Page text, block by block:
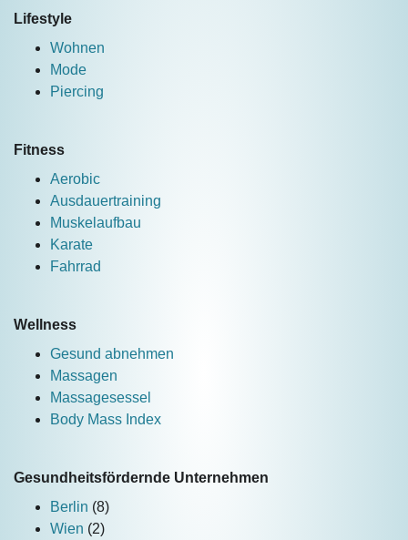
Lifestyle
Wohnen
Mode
Piercing
Fitness
Aerobic
Ausdauertraining
Muskelaufbau
Karate
Fahrrad
Wellness
Gesund abnehmen
Massagen
Massagesessel
Body Mass Index
Gesundheitsfördernde Unternehmen
Berlin (8)
Wien (2)